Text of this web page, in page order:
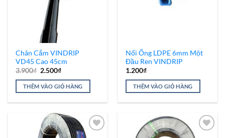
được
chọn
trên
trang
Chân Cắm VINDRIP
VD45 Cao 45cm
3.900₫ Giá
là:
3.900₫.
2.500₫Giá
tại
là:
THÊM VÀO GIỎ HÀNG
Nối Ống LDPE 6mm Một
Đầu Ren VINDRIP
1.200₫
THÊM VÀO GIỎ HÀNG